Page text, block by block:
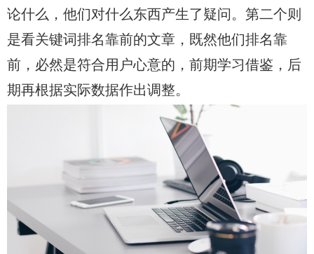
论什么，他们对什么东西产生了疑问。第二个则
是看关键词排名靠前的文章，既然他们排名靠
前，必然是符合用户心意的，前期学习借鉴，后
期再根据实际数据作出调整。